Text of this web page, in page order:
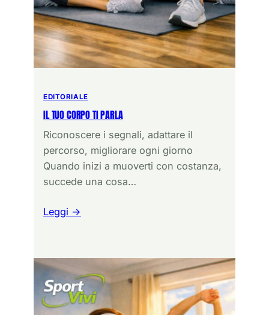
EDITORIALE
IL TUO CORPO TI PARLA
Riconoscere i segnali, adattare il
percorso, migliorare ogni giorno
Quando inizi a muoverti con costanza,
succede una cosa…
Leggi →